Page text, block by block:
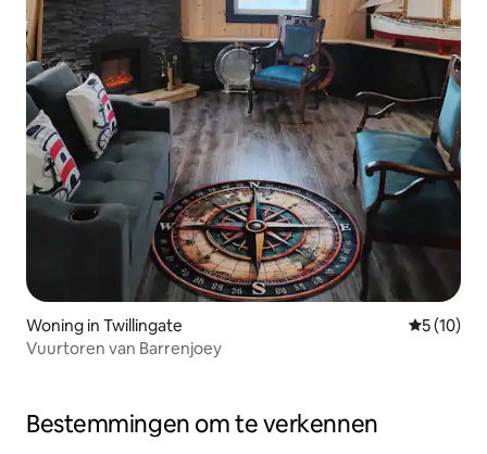
Woning in Twillingate
5 (10)
Vuurtoren van Barrenjoey
Bestemmingen om te verkennen